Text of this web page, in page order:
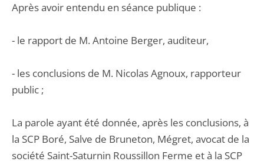
Après avoir entendu en séance publique :
- le rapport de M. Antoine Berger, auditeur,
- les conclusions de M. Nicolas Agnoux, rapporteur
public ;
La parole ayant été donnée, après les conclusions, à
la SCP Boré, Salve de Bruneton, Mégret, avocat de la
société Saint-Saturnin Roussillon Ferme et à la SCP